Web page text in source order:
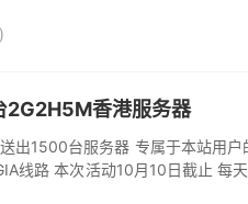
2G2H5M香港服务器
出1500台服务器 专属于本站用户
线路 本次活动10月10日截止 每